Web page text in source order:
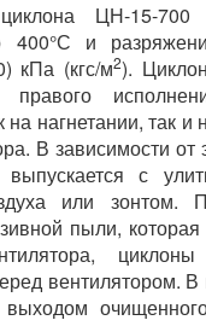
ЦН-15-700
400°С и
кПа (кгс/м2).
на нагнетании, так
В зависимости от
с
или зонтом.
пыли,
циклоны
вентилятором. В